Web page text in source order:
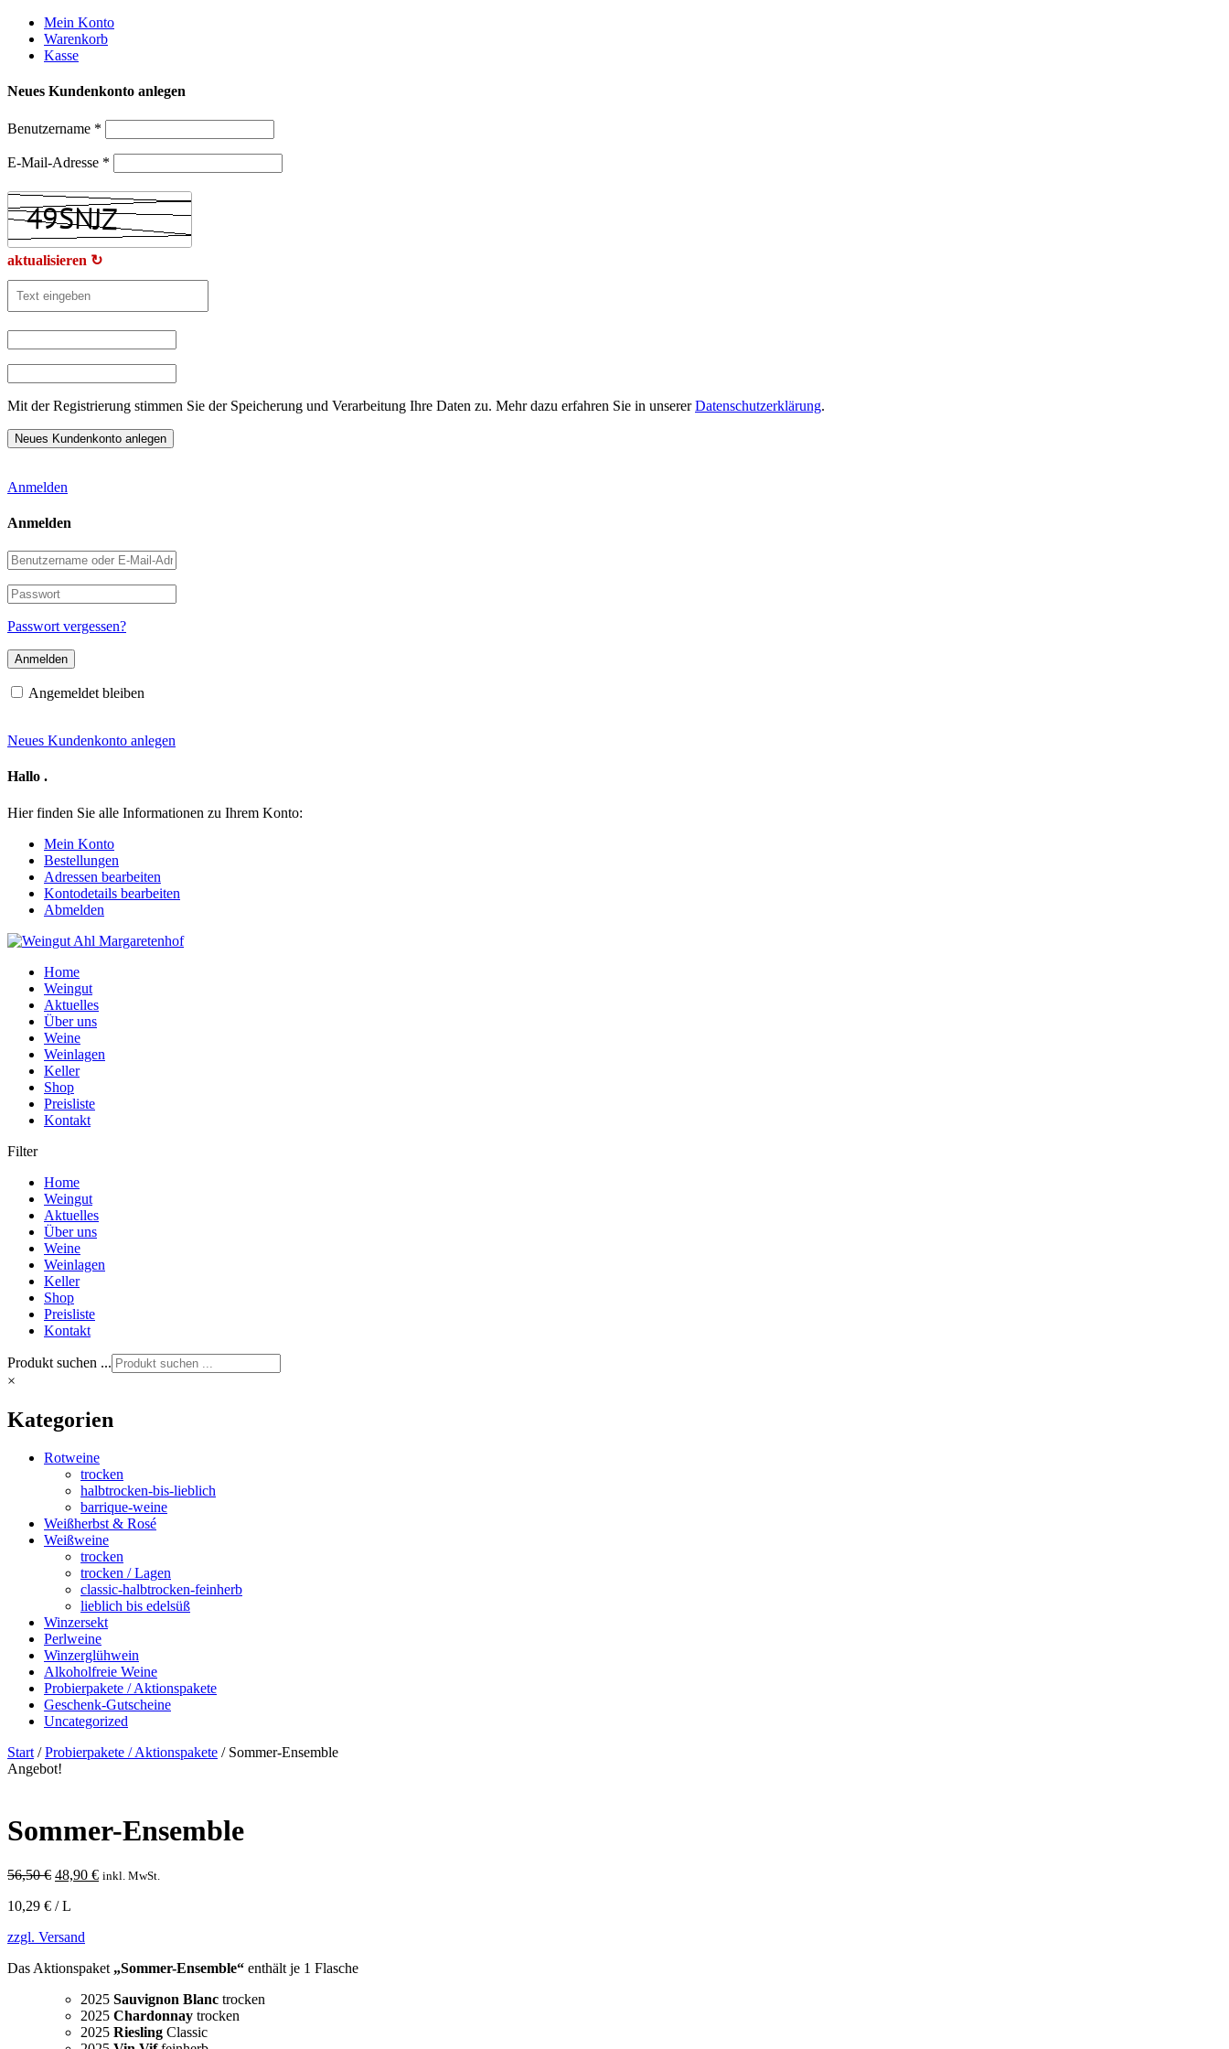
Weiter
zum
Inhalt
Mein Konto
Warenkorb
Kasse
Neues Kundenkonto anlegen
Benutzername *
E-Mail-Adresse *
aktualisieren ↻
Mit der Registrierung stimmen Sie der Speicherung und Verarbeitung Ihre Daten zu. Mehr dazu erfahren Sie in unsererDatenschutzerklärung.
Anmelden
Anmelden
Benutzername
oder
E-
Mail-
Adresse
Passwort
Passwort vergessen?
Angemeldet bleiben
Neues Kundenkonto anlegen
Hallo .
Hier finden Sie alle Informationen zu Ihrem Konto:
Mein Konto
Bestellungen
Adressen bearbeiten
Kontodetails bearbeiten
Abmelden
Home
Weingut
Aktuelles
Über uns
Weine
Weinlagen
Keller
Shop
Preisliste
Kontakt
Filter
Home
Weingut
Aktuelles
Über uns
Weine
Weinlagen
Keller
Shop
Preisliste
Kontakt
Produkt suchen ...
×
Kategorien
Rotweine
trocken
halbtrocken-bis-lieblich
barrique-weine
Weißherbst & Rosé
Weißweine
trocken
trocken / Lagen
classic-halbtrocken-feinherb
lieblich bis edelsüß
Winzersekt
Perlweine
Winzerglühwein
Alkoholfreie Weine
Probierpakete / Aktionspakete
Geschenk-Gutscheine
Uncategorized
Start/Probierpakete / Aktionspakete / Sommer-Ensemble
Angebot!
Sommer-Ensemble
56,50€ Ursprünglicher
war:
48,90 €Aktueller
inkl. MwSt.
10,29 € / L
zzgl. Versand
Das Aktionspaket „Sommer-Ensemble“ enthält je 1 Flasche
2025 Sauvignon Blanc trocken
2025 Chardonnay trocken
2025 Riesling Classic